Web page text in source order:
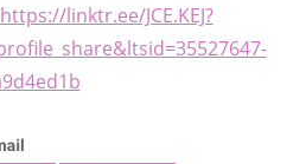
https://linktr.ee/JCE.KEJ?